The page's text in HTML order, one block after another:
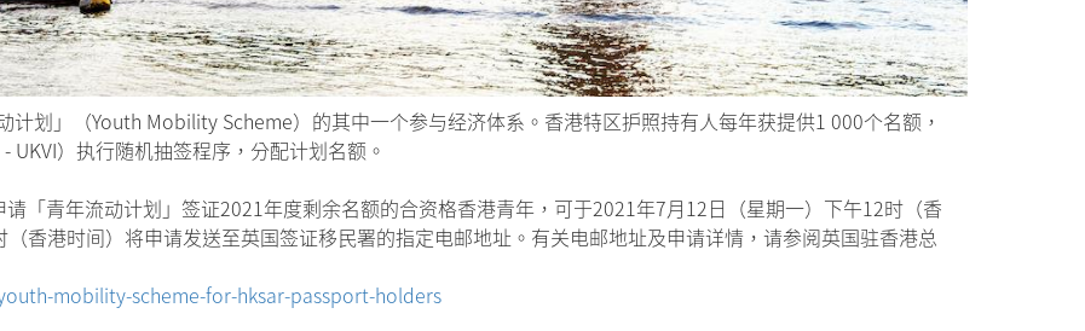
划」（Youth Mobility Scheme）的其中一个参与经济体系。香港特区护照持有人每年获提供1 000个名额，
）执行随机抽签程序，分配计划名额。
「青年流动计划」签证2021年度剩余名额的合资格香港青年，可于2021年7月12日（星期一）下午12时（香
香港时间）将申请发送至英国签证移民署的指定电邮地址。有关电邮地址及申请详情，请参阅英国驻香港总
mobility-scheme-for-hksar-passport-holders